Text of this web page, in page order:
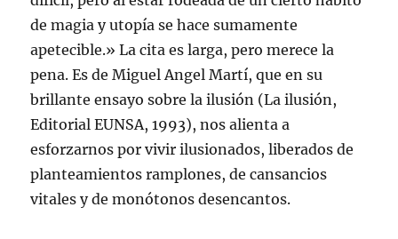
de magia y utopía se hace sumamente
apetecible.» La cita es larga, pero merece la
pena. Es de Miguel Angel Martí, que en su
brillante ensayo sobre la ilusión (La ilusión,
Editorial EUNSA, 1993), nos alienta a
esforzarnos por vivir ilusionados, liberados de
planteamientos ramplones, de cansancios
vitales y de monótonos desencantos.